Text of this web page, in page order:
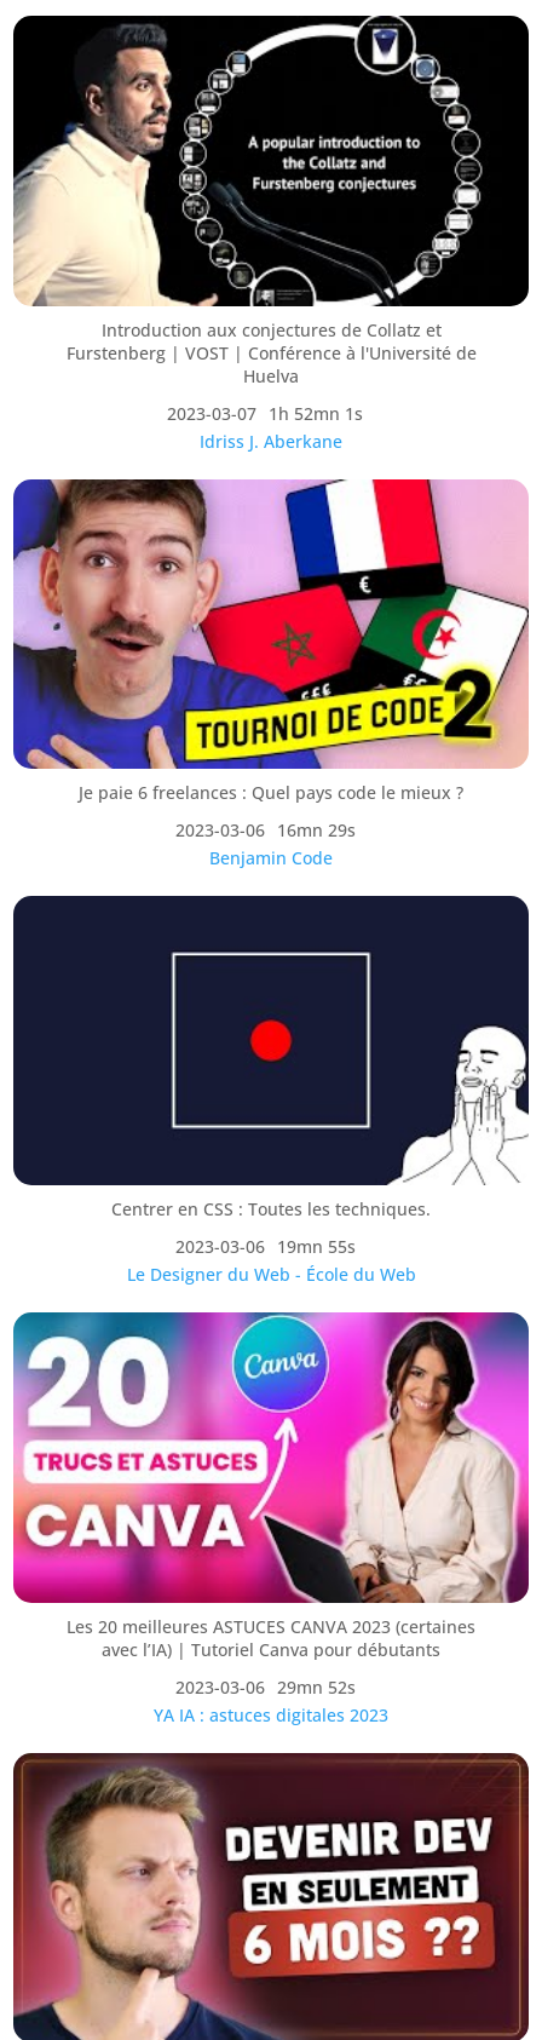
Introduction aux conjectures de Collatz et
Furstenberg | VOST | Conférence à l'Université de
Huelva
2023-03-07 1h 52mn 1s
Idriss J. Aberkane
Je paie 6 freelances : Quel pays code le mieux ?
2023-03-06
16mn 29s
Benjamin Code
Centrer en CSS : Toutes les techniques.
2023-03-06
19mn 55s
Le Designer du Web - École du Web
Les 20 meilleures ASTUCES CANVA 2023 (certaines
avec l’IA) | Tutoriel Canva pour débutants
2023-03-06 29mn 52s
YA IA : astuces digitales 2023